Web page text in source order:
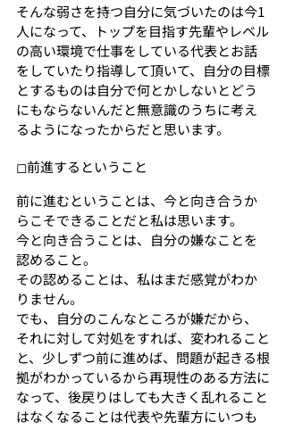
そんな弱さを持つ自分に気づいたのは今1
人になって、トップを目指す先輩やレベル
の高い環境で仕事をしている代表とお話
をしていたり指導して頂いて、自分の目標
とするものは自分で何とかしないとどう
にもならないんだと無意識のうちに考え
るようになったからだと思います。
◻︎前進するということ
前に進むということは、今と向き合うか
らこそできることだと私は思います。
今と向き合うことは、自分の嫌なことを
認めること。
その認めることは、私はまだ感覚がわか
りません。
でも、自分のこんなところが嫌だから、
それに対して対処をすれば、変われること
と、少しずつ前に進めば、問題が起きる根
拠がわかっているから再現性のある方法に
なって、後戻りはしても大きく乱れること
はなくなることは代表や先輩方にいつも